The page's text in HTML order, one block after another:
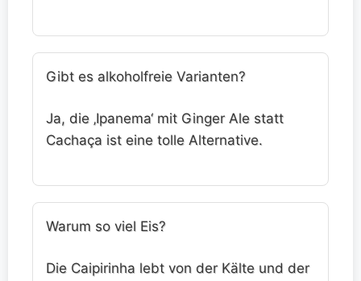
Gibt es alkoholfreie Varianten?
Ja, die ‚Ipanema‘ mit Ginger Ale statt
Cachaça ist eine tolle Alternative.
Warum so viel Eis?
Die Caipirinha lebt von der Kälte und der